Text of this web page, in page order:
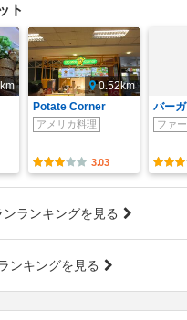
ト
0.52km
Potate Corner
アメリカ料理
3.03
バー
ファ
ランキングを見る
ンキングを見る